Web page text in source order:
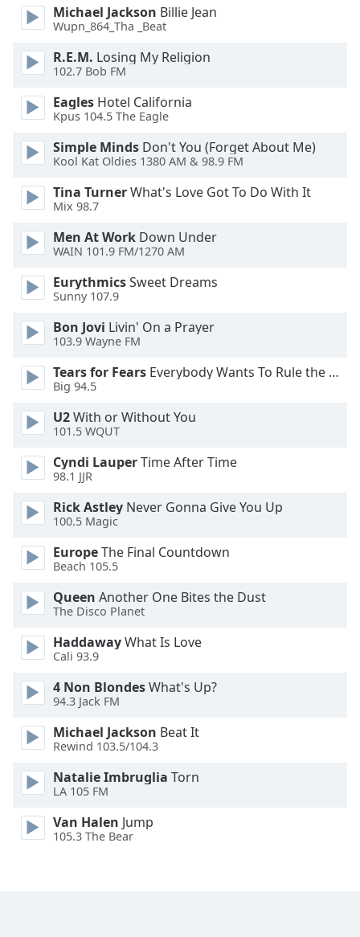
dialog
Escape
cancel
window.
Background
Color
Opacity
Caption
Area
Background
Style
Font
Family
Reset
Done
Close
Michael Jackson Billie Jean
Wupn_864_Tha _Beat
R.E.M. Losing My Religion
102.7 Bob FM
Eagles Hotel California
Kpus 104.5 The Eagle
Simple Minds Don't You (Forget About Me)
Kool Kat Oldies 1380 AM & 98.9 FM
Tina TurnerWhat's Love Got To Do With It
Mix 98.7
Men At Work Down Under
WAIN 101.9 FM/1270 AM
EurythmicsSweet Dreams
Sunny 107.9
Bon Jovi Livin' On a Prayer
103.9 Wayne FM
Tears for Fears Everybody Wants To Rule the World
Big 94.5
U2With or Without You
101.5 WQUT
Cyndi LauperTime After Time
98.1 JJR
Rick Astley Never Gonna Give You Up
100.5 Magic
EuropeThe Final Countdown
Beach 105.5
Queen Another One Bites the Dust
The Disco Planet
HaddawayWhat Is Love
Cali 93.9
4 Non BlondesWhat's Up?
94.3 Jack FM
Michael Jackson Beat It
Rewind 103.5/104.3
Natalie Imbruglia Torn
LA 105 FM
Van Halen Jump
105.3 The Bear